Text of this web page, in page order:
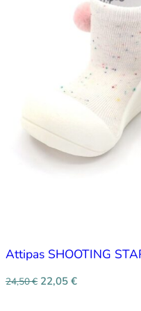
Attipas SHOOTING
24,50€ 22,05 €